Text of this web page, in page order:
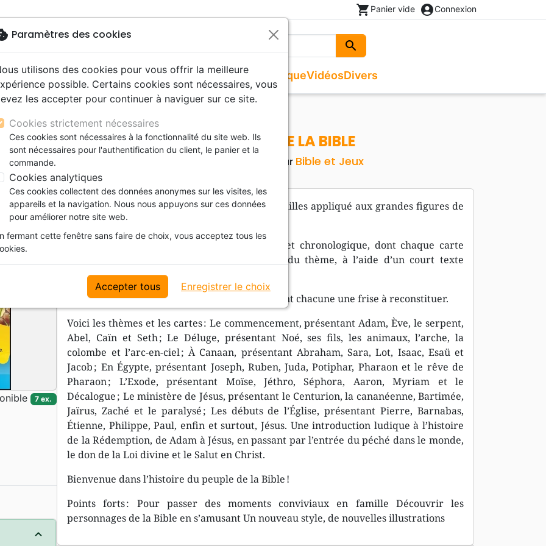
shopping_cart Panier vide account_circleConnexion
search
Rechercher
Nouveautés Bibles
gros caractères
d'étude
de mariage
Nouveaux Testaments
Evangiles et extraits
Bibles langues étrangères
Livres
Audio
Couple, famille, individu
Enfants
Formation
Livres autres langues
Jeunesse
adultes
CD Jeunesse
Musique
CD Isräel
Noël, Musique de fête
CD Enfants
Vidéos
spectacles
conférences
Films, fiction
Histoires vraies, témoignages
Divers
Commerce équitable
Accessoires de Bible
7 FAMILLES DU PEUPLE DE LA BIBLE
JEU DES 7 FAMILLES DU PEUPLE DE LA BIBLE
Editeur Bible et Jeux
Description
Retrouvez le célèbre principe du jeu des 7 familles appliqué aux grandes figures de
la Bible !
Chaque famille reprend un thème différent et chronologique, dont chaque carte
présente un personnage ou un élément clé du thème, à l’aide d’un court texte
descriptif et des références bibliques en lien.
Les illustrations des différentes familles forment chacune une frise à reconstituer.
Voici les thèmes et les cartes : Le commencement, présentant Adam, Ève, le serpent,
Abel, Caïn et Seth ; Le Déluge, présentant Noé, ses fils, les animaux, l’arche, la
colombe et l’arc-en-ciel ; À Canaan, présentant Abraham, Sara, Lot, Isaac, Esaü et
Jacob ; En Égypte, présentant Joseph, Ruben, Juda, Potiphar, Pharaon et le rêve de
Pharaon ; L’Exode, présentant Moïse, Jéthro, Séphora, Aaron, Myriam et le
Décalogue ; Le ministère de Jésus, présentant le Centurion, la cananéenne, Bartimée,
Jaïrus, Zaché et le paralysé ; Les débuts de l’Église, présentant Pierre, Barnabas,
Étienne, Philippe, Paul, enfin et surtout, Jésus. Une introduction ludique à l’histoire
de la Rédemption, de Adam à Jésus, en passant par l’entrée du péché dans le monde,
le don de la Loi divine et le Salut en Christ.
Bienvenue dans l’histoire du peuple de la Bible !
Points forts : Pour passer des moments conviviaux en famille Découvrir les
personnages de la Bible en s’amusant Un nouveau style, de nouvelles illustrations
7 ex.
Paramètres des cookies
utilisons des cookies pour vous offrir la meilleure
possible. Certains cookies sont nécessaires, vous
les accepter pour continuer à naviguer sur ce site.
Cookies strictement nécessaires
Ces cookies sont nécessaires à la fonctionnalité du site web. Ils
sont nécessaires pour l'authentification du client, le panier et la
commande.
Cookies analytiques
Ces cookies collectent des données anonymes sur les visites, les
appareils et la navigation. Nous nous appuyons sur ces données
pour améliorer notre site web.
fermant cette fenêtre sans faire de choix, vous acceptez tous les
Accepter tous Enregistrer le choix